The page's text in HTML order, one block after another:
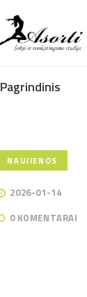
Pagrindinis
NAUJIENOS
2026-01-14
0 KOMENTARAI